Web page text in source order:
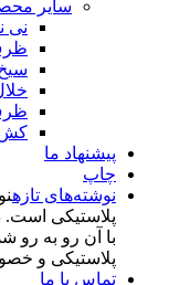
سایر
نی
کش
پیشنهاد ما
چاپ
نوشته‌های تازه
با آن رو به رو
پلاستیکی و خصوصا
تماس با ما